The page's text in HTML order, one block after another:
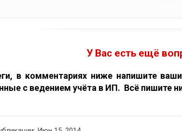
У Вас есть ещё
в комментариях ниже напишите
с ведением учёта в ИП. Всё пишите